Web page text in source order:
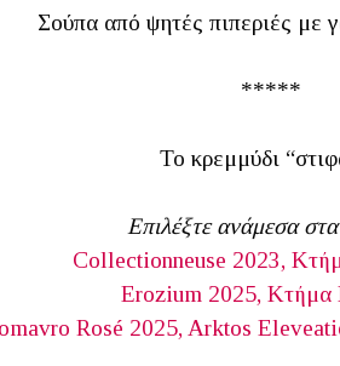
Σούπα από ψητές πιπεριές με
*****
Το κρεμμύδι
Επιλέξτε ανάμεσα
Collectionneuse 2023,
Erozium 2025, Κτήμα
Rosé 2025, Arktos